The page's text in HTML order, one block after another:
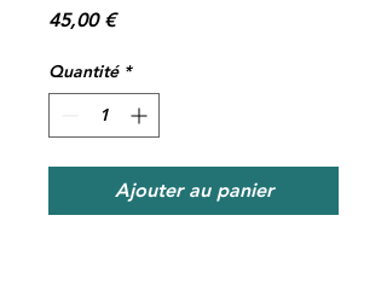
45,00 €Prix
Quantité *
Ajouter au panier